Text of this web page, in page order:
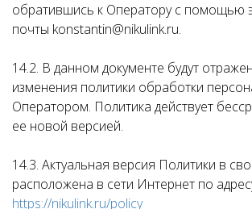
обратившись к Оператору с помощью
почты konstantin@nikulink.ru.
14.2. В данном документе будут
изменения политики обработки
Оператором. Политика действует
ее новой версией.
14.3. Актуальная версия Политики в
расположена в сети Интернет по
https://nikulink.ru/policy